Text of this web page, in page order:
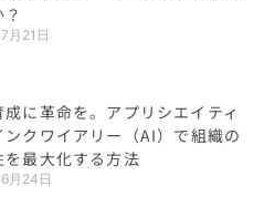
月21日
成に革命を。アプリシエイティ
ンクワイアリー（AI）で組織の
を最大化する方法
月24日